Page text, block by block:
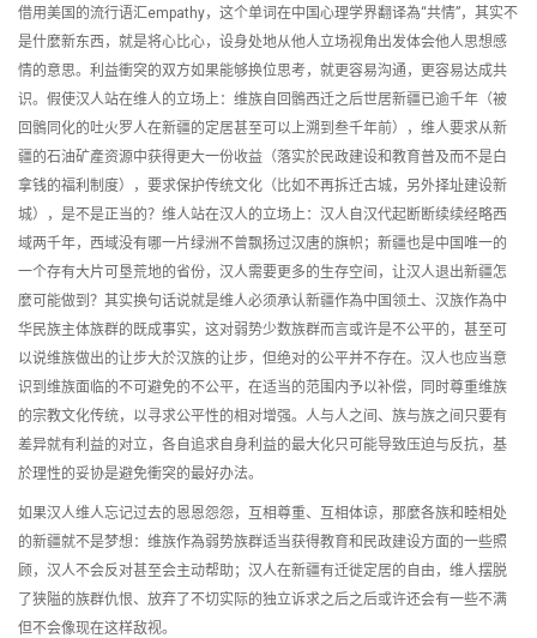
借用美国的流行语汇empathy，这个单词在中国心理学界翻译為“共情”，其实不
是什麼新东西，就是将心比心，设身处地从他人立场视角出发体会他人思想感
情的意思。利益衝突的双方如果能够换位思考，就更容易沟通，更容易达成共
识。假使汉人站在维人的立场上：维族自回鶻西迁之后世居新疆已逾千年（被
回鶻同化的吐火罗人在新疆的定居甚至可以上溯到叁千年前），维人要求从新
疆的石油矿產资源中获得更大一份收益（落实於民政建设和教育普及而不是白
拿钱的福利制度），要求保护传统文化（比如不再拆迁古城，另外择址建设新
城），是不是正当的？维人站在汉人的立场上：汉人自汉代起断断续续经略西
域两千年，西域没有哪一片绿洲不曾飘扬过汉唐的旗帜；新疆也是中国唯一的
一个存有大片可垦荒地的省份，汉人需要更多的生存空间，让汉人退出新疆怎
麼可能做到？其实换句话说就是维人必须承认新疆作為中国领土、汉族作為中
华民族主体族群的既成事实，这对弱势少数族群而言或许是不公平的，甚至可
以说维族做出的让步大於汉族的让步，但绝对的公平并不存在。汉人也应当意
识到维族面临的不可避免的不公平，在适当的范围内予以补偿，同时尊重维族
的宗教文化传统，以寻求公平性的相对增强。人与人之间、族与族之间只要有
差异就有利益的对立，各自追求自身利益的最大化只可能导致压迫与反抗，基
於理性的妥协是避免衝突的最好办法。
如果汉人维人忘记过去的恩恩怨怨，互相尊重、互相体谅，那麼各族和睦相处
的新疆就不是梦想：维族作為弱势族群适当获得教育和民政建设方面的一些照
顾，汉人不会反对甚至会主动帮助；汉人在新疆有迁徙定居的自由，维人摆脱
了狭隘的族群仇恨、放弃了不切实际的独立诉求之后之后或许还会有一些不满
但不会像现在这样敌视。